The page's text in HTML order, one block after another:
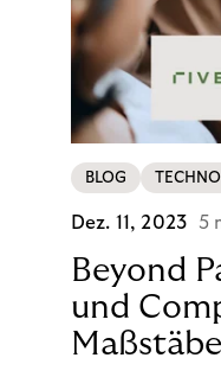
BLOG
Dez. 11, 2023 5
Beyond
und
Maßstäbe